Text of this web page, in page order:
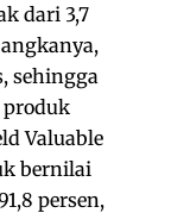
dari 3,7
sehingga
Valuable
bernilai
persen,